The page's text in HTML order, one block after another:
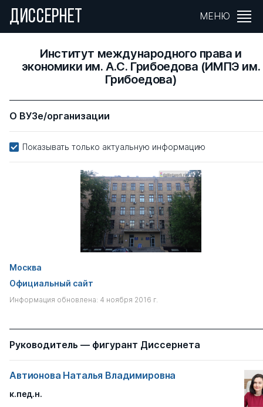
ДИССЕРНЕТ МЕНЮ
Институт международного права и
экономики им. А.С. Грибоедова (ИМПЭ им.
Грибоедова)
О ВУЗе/организации
Показывать только актуальную информацию
Москва
Официальный сайт
Информация обновлена: 4 ноября 2016 г.
Руководитель — фигурант Диссернета
Автионова Наталья Владимировна
к.пед.н.